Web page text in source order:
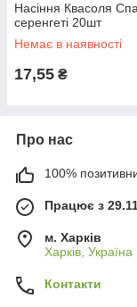
Насіння Квасоля
серенгеті 20шт
Немає в наявності
17,55 ₴
Про нас
100%
Працює з
м. Харків
Харків, Україна
Контакти